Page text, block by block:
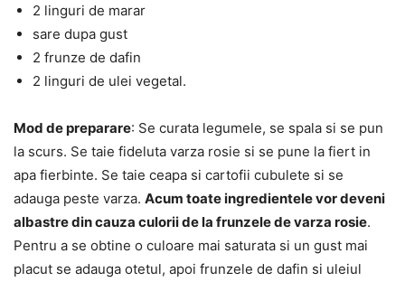
2 linguri de marar
sare dupa gust
2 frunze de dafin
2 linguri de ulei vegetal.
Mod de preparare: Se curata legumele, se spala si se pun
la scurs. Se taie fideluta varza rosie si se pune la fiert in
apa fierbinte. Se taie ceapa si cartofii cubulete si se
adauga peste varza. Acum toate ingredientele vor deveni
albastre din cauza culorii de la frunzele de varza rosie.
Pentru a se obtine o culoare mai saturata si un gust mai
placut se adauga otetul, apoi frunzele de dafin si uleiul